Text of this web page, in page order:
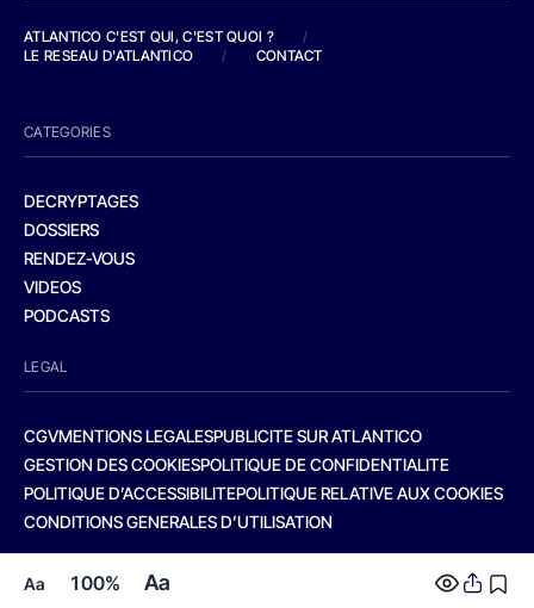
Aa 100% Aa
ATLANTICO C'EST QUI, C'EST QUOI ?
/
LE RESEAU D'ATLANTICO
/ CONTACT
CATEGORIES
DECRYPTAGES
DOSSIERS
RENDEZ-VOUS
VIDEOS
PODCASTS
LEGAL
CGVMENTIONS LEGALESPUBLICITE SUR ATLANTICO
GESTION DES COOKIESPOLITIQUE DE CONFIDENTIALITE
POLITIQUE D’ACCESSIBILITEPOLITIQUE RELATIVE AUX COOKIES
CONDITIONS GENERALES D’UTILISATION